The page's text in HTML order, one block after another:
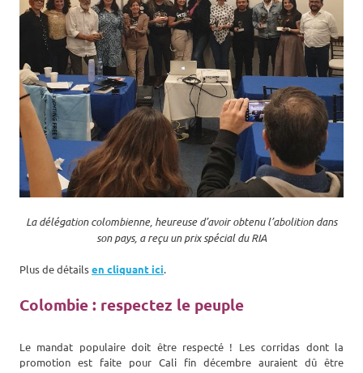
La délégation colombienne, heureuse d’avoir obtenu l’abolition dans
son pays, a reçu un prix spécial du RIA
Plus de détailsen cliquant ici.
Colombie : respectez le peuple
Le mandat populaire doit être respecté ! Les corridas dont la
promotion est faite pour Cali fin décembre auraient dû être